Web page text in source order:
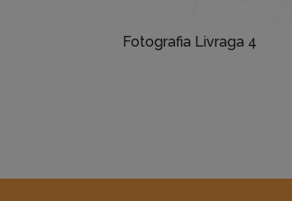
Fotografia Livraga 4